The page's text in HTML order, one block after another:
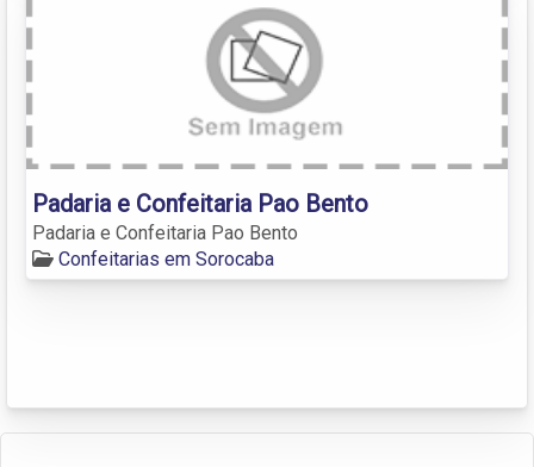
Padaria e Confeitaria Pao Bento
Padaria e Confeitaria Pao Bento
Confeitarias em Sorocaba